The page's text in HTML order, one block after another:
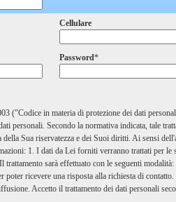
Cellulare
Password*
("Codice in materia di protezione dei dati
personali. Secondo la normativa indicata, tale
della Sua riservatezza e dei Suoi diritti. Ai sensi
1. I dati da Lei forniti verranno trattati per le
sarà effettuato con le seguenti
ricevere una risposta alla richiesta di
Accetto il trattamento dei dati personali